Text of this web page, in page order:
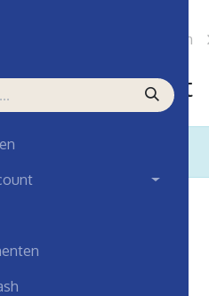
bestelling Verzenden
is leeg!